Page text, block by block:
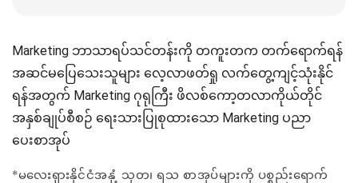
Marketing ဘာသာရပ်သင်တန်းကို တကူးတက တက်ရောက်ရန်
အဆင်မပြေသေးသူများ လေ့လာဖတ်ရှု လက်တွေ့ကျင့်သုံးနိုင်
ရန်အတွက် Marketing ဂုရုကြီး ဖိလစ်ကော့တလာကိုယ်တိုင်
အနှစ်ချုပ်စီစဉ် ရေးသားပြုစုထားသော Marketing ပညာ
ပေးစာအုပ်
*မလေးရှားနိုင်ငံအနှံ့ သုတ၊ ရသ စာအုပ်များကို ပစ္စည်းရောက်